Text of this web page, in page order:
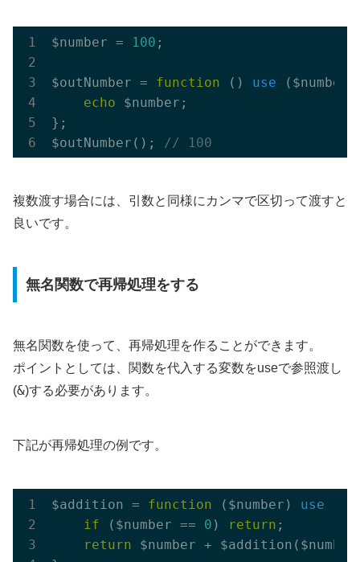
$number = 100 ;
$outNumber = function () use
($number)
echo $number;
};
$outNumber(); // 100
複数渡す場合には、引数と同様にカンマで区切って渡すと
良いです。
無名関数で再帰処理をする
無名関数を使って、再帰処理を作ることができます。
ポイントとしては、関数を代入する変数をuseで参照渡し
(&)する必要があります。
下記が再帰処理の例です。
$addition = function ($number) use
if ($number == 0 ) return ;
return $number +